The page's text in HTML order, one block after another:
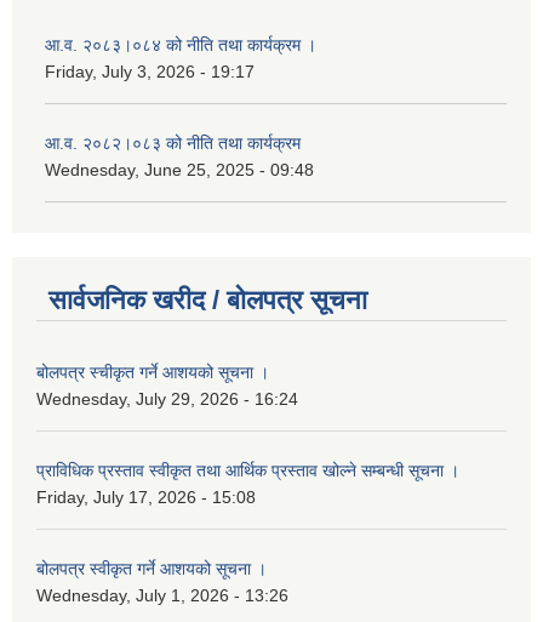
आ.व. २०८३।०८४ को नीति तथा कार्यक्रम ।
Friday, July 3, 2026 - 19:17
आ.व. २०८२।०८३ को नीति तथा कार्यक्रम
Wednesday, June 25, 2025 - 09:48
सार्वजनिक खरीद / बोलपत्र सूचना
बोलपत्र स्चीकृत गर्ने आशयको सूचना ।
Wednesday, July 29, 2026 - 16:24
प्राविधिक प्रस्ताव स्वीकृत तथा आर्थिक प्रस्ताव खोल्ने सम्बन्धी सूचना ।
Friday, July 17, 2026 - 15:08
बोलपत्र स्वीकृत गर्ने आशयको सूचना ।
Wednesday, July 1, 2026 - 13:26